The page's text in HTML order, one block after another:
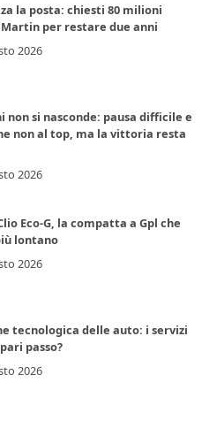
la posta: chiesti 80 milioni
Martin per restare due anni
2026
non si nasconde: pausa difficile e
non al top, ma la vittoria resta
2026
Eco-G, la compatta a Gpl che
lontano
2026
tecnologica delle auto: i servizi
passo?
2026